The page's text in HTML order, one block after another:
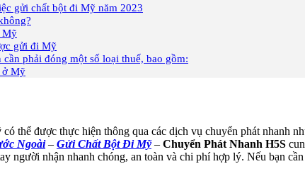
gửi chất bột đi Mỹ năm 2023
Mỹ
gửi đi Mỹ
phải đóng một số loại thuế, bao gồm:
ở Mỹ
có thể được thực hiện thông qua các dịch vụ chuyển phát nhanh
Ngoài– Gửi Chất Bột Đi Mỹ– Chuyển Phát Nhanh H5S
người nhận nhanh chóng, an toàn và chi phí hợp lý. Nếu bạn